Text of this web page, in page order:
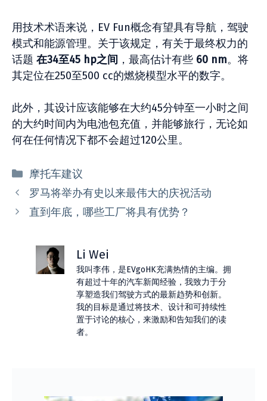
用技术术语来说，EV Fun概念有望具有导航，驾驶
模式和能源管理。关于该规定，有关于最终权力的
话题 在34至45 hp之间 ，最高估计有些 60 nm。将
其定位在250至500 cc的燃烧模型水平的数字。
此外，其设计应该能够在大约45分钟至一小时之间
的大约时间内为电池包充值，并能够旅行，无论如
何在任何情况下都不会超过120公里。
分
类
摩托车建议
罗马将举办有史以来最伟大的庆祝活动
直到年底，哪些工厂将具有优势？
Li Wei
我叫李伟，是EVgoHK充满热情的主编。拥
有超过十年的汽车新闻经验，我致力于分
享塑造我们驾驶方式的最新趋势和创新。
我的目标是通过将技术、设计和可持续性
置于讨论的核心，来激励和告知我们的读
者。